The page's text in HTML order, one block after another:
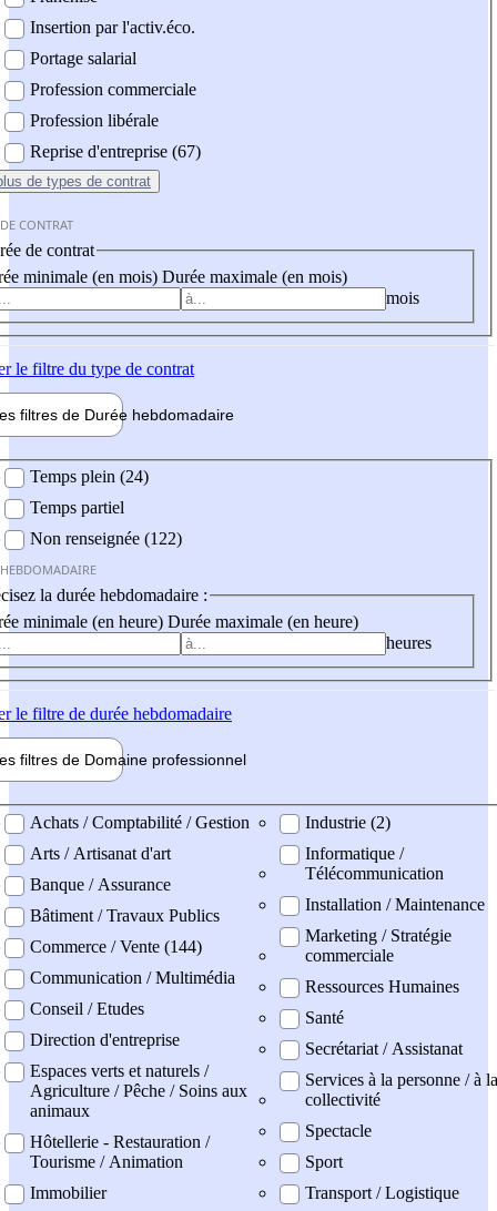
Insertion par l'activ.éco.
Portage salarial
Profession commerciale
Profession libérale
Reprise d'entreprise (67)
de types de contrat
CONTRAT
de contrat
minimale (en mois) Durée maximale (en mois)
mois
le filtre du type de contrat
filtres de Durée hebdomadaire
Temps plein (24)
Temps partiel
Non renseignée (122)
la durée hebdomadaire :
minimale (en heure) Durée maximale (en heure)
heures
le filtre de durée hebdomadaire
filtres de Domaine professionnel
professionel
Achats / Comptabilité / Gestion
Arts / Artisanat d'art
Banque / Assurance
Bâtiment / Travaux Publics
Commerce / Vente (144)
Communication / Multimédia
Conseil / Etudes
Direction d'entreprise
Espaces verts et naturels /
Agriculture / Pêche / Soins aux
animaux
Hôtellerie - Restauration /
Tourisme / Animation
Immobilier
Industrie (2)
Informatique /
Télécommunication
Installation / Maintenance
Marketing / Stratégie
commerciale
Ressources Humaines
Santé
Secrétariat / Assistanat
Services à la personne / à la
collectivité
Spectacle
Sport
Transport / Logistique